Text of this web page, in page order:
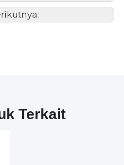
Terkait